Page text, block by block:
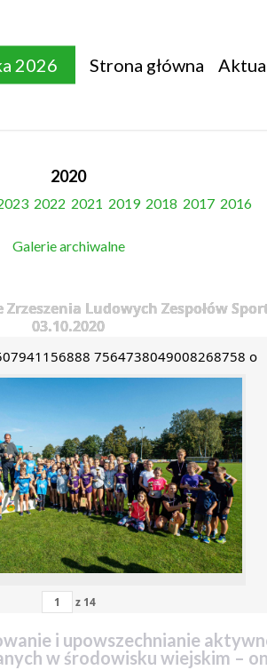
2026 Strona główna
2020
2022 2021 2019 2018 2017 2016
Galerie archiwalne
Ludowych Zespołów
03.10.2020
7564738049008268758 o
z 14
i upowszechnianie
w środowisku wiejskim –